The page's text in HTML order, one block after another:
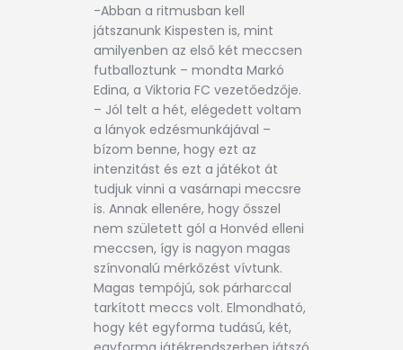
-Abban a ritmusban kell
játszanunk Kispesten is, mint
amilyenben az első két meccsen
futballoztunk – mondta Markó
Edina, a Viktoria FC vezetőedzője.
– Jól telt a hét, elégedett voltam
a lányok edzésmunkájával –
bízom benne, hogy ezt az
intenzitást és ezt a játékot át
tudjuk vinni a vasárnapi meccsre
is. Annak ellenére, hogy ősszel
nem született gól a Honvéd elleni
meccsen, így is nagyon magas
színvonalú mérkőzést vívtunk.
Magas tempójú, sok párharccal
tarkított meccs volt. Elmondható,
hogy két egyforma tudású, két,